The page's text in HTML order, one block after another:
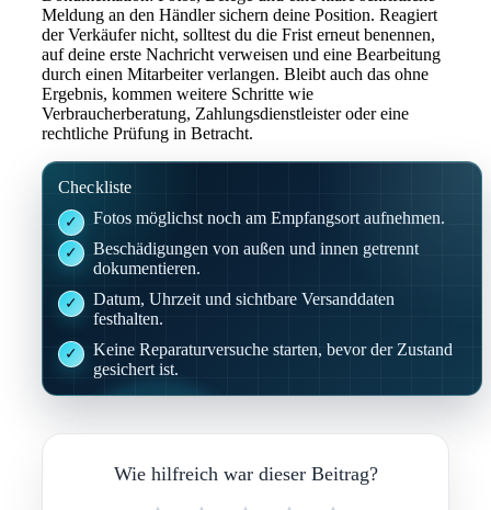
Meldung an den Händler sichern deine Position. Reagiert
der Verkäufer nicht, solltest du die Frist erneut benennen,
auf deine erste Nachricht verweisen und eine Bearbeitung
durch einen Mitarbeiter verlangen. Bleibt auch das ohne
Ergebnis, kommen weitere Schritte wie
Verbraucherberatung, Zahlungsdienstleister oder eine
rechtliche Prüfung in Betracht.
Checkliste
Fotos möglichst noch am Empfangsort aufnehmen.
Beschädigungen von außen und innen getrennt
dokumentieren.
Datum, Uhrzeit und sichtbare Versanddaten
festhalten.
Keine Reparaturversuche starten, bevor der Zustand
gesichert ist.
Wie hilfreich war dieser Beitrag?